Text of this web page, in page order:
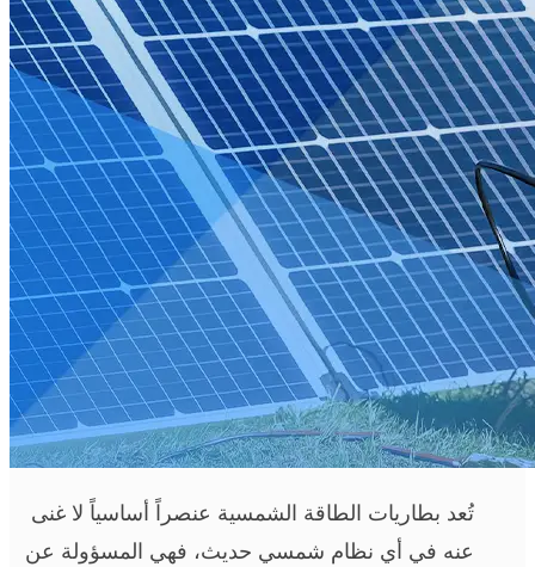
تُعد بطاريات الطاقة الشمسية عنصراً أساسياً لا غنى
عنه في أي نظام شمسي حديث، فهي المسؤولة عن